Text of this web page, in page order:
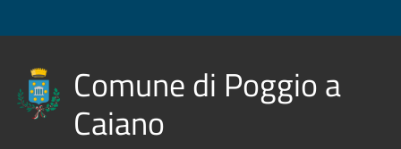
Comune di Poggio a
Caiano